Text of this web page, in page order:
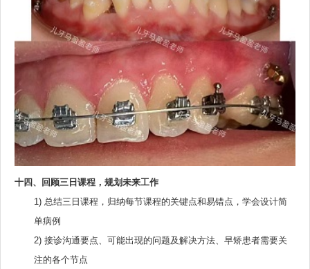
十四、回顾三日课程，规划未来工作
1) 总结三日课程，归纳每节课程的关键点和易错点，学会设计简
单病例
2) 接诊沟通要点、可能出现的问题及解决方法、早矫患者需要关
注的各个节点